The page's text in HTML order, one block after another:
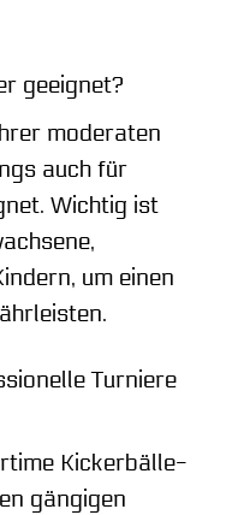
geeignet?
moderaten
auch für
Wichtig ist
um einen
Turniere
Kickerbälle-
gängigen